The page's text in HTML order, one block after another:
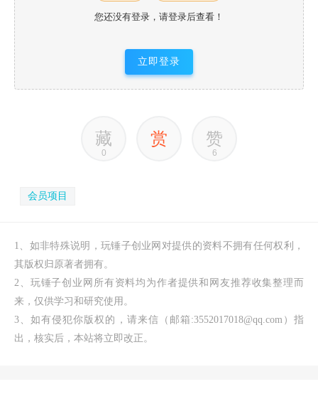
您还没有登录，请登录后查看！
立即登录
藏
0
赏 赞
6
会员项目
1、如非特殊说明，玩锤子创业网对提供的资料不拥有任何权利，
其版权归原著者拥有。
2、玩锤子创业网所有资料均为作者提供和网友推荐收集整理而
来，仅供学习和研究使用。
3、如有侵犯你版权的，请来信（邮箱:3552017018@qq.com）指
出，核实后，本站将立即改正。